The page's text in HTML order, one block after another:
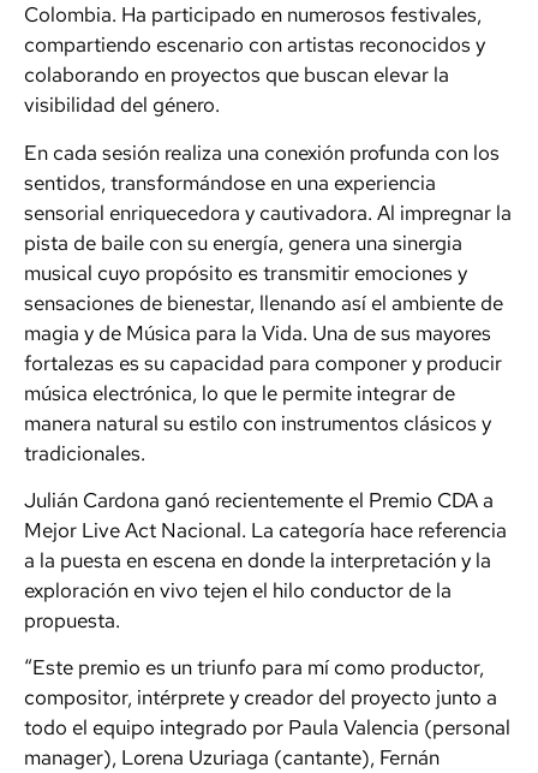
Colombia. Ha participado en numerosos festivales,
compartiendo escenario con artistas reconocidos y
colaborando en proyectos que buscan elevar la
visibilidad del género.
En cada sesión realiza una conexión profunda con los
sentidos, transformándose en una experiencia
sensorial enriquecedora y cautivadora. Al impregnar la
pista de baile con su energía, genera una sinergia
musical cuyo propósito es transmitir emociones y
sensaciones de bienestar, llenando así el ambiente de
magia y de Música para la Vida. Una de sus mayores
fortalezas es su capacidad para componer y producir
música electrónica, lo que le permite integrar de
manera natural su estilo con instrumentos clásicos y
tradicionales.
Julián Cardona ganó recientemente el Premio CDA a
Mejor Live Act Nacional. La categoría hace referencia
a la puesta en escena en donde la interpretación y la
exploración en vivo tejen el hilo conductor de la
propuesta.
“Este premio es un triunfo para mí como productor,
compositor, intérprete y creador del proyecto junto a
todo el equipo integrado por Paula Valencia (personal
manager), Lorena Uzuriaga (cantante), Fernán